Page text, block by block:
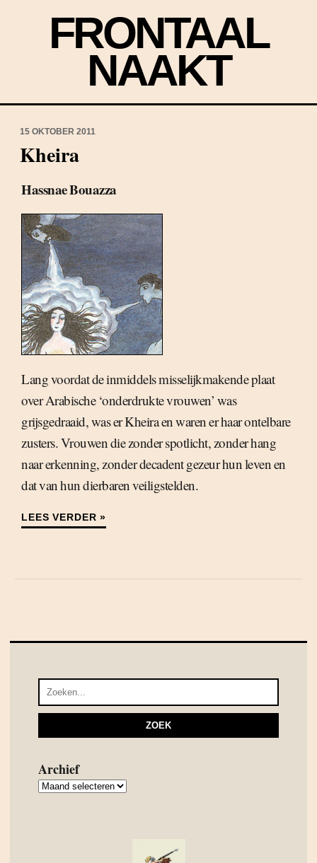
FRONTAAL
NAAKT
15 OKTOBER 2011
Kheira
Hassnae Bouazza
Lang voordat de inmiddels misselijkmakende plaat
over Arabische ‘onderdrukte vrouwen’ was
grijsgedraaid, was er Kheira en waren er haar ontelbare
zusters. Vrouwen die zonder spotlicht, zonder hang
naar erkenning, zonder decadent gezeur hun leven en
dat van hun dierbaren veiligstelden.
LEES VERDER »
Archief
Archief